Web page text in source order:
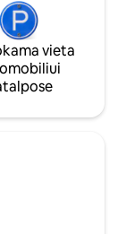
vieta